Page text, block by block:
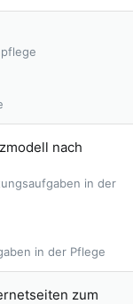
nach
in der
in der Pflege
zum